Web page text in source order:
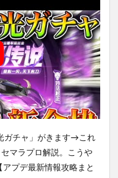
ガチャ」がきます→これ
マラプロ解説。こうや
プデ最新情報攻略まと